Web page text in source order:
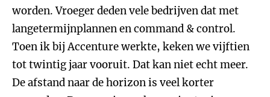
worden. Vroeger deden vele bedrijven dat met
langetermijnplannen en command & control.
Toen ik bij Accenture werkte, keken we vijftien
tot twintig jaar vooruit. Dat kan niet echt meer.
De afstand naar de horizon is veel korter